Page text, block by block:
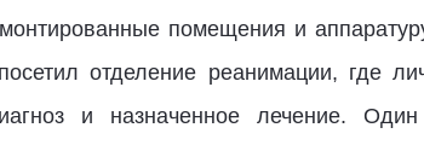
помещения и
отделение реанимации, где
и назначенное лечение.